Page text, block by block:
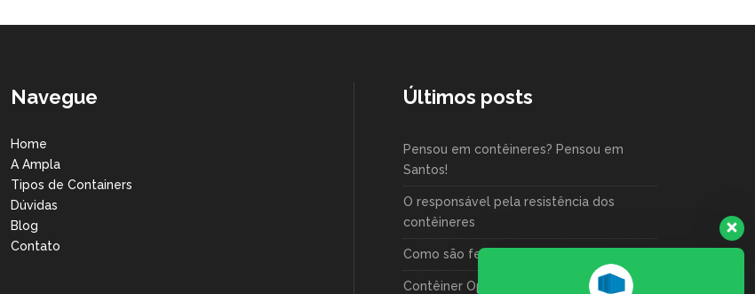
Navegue
Home
A Ampla
Tipos de Containers
Dúvidas
Blog
Contato
Últimos posts
Pensou em contêineres? Pensou em
Santos!
O responsável pela resistência dos
contêineres
Como são feitos contêineres ?
Contêiner Open Side: mais acesso, mais